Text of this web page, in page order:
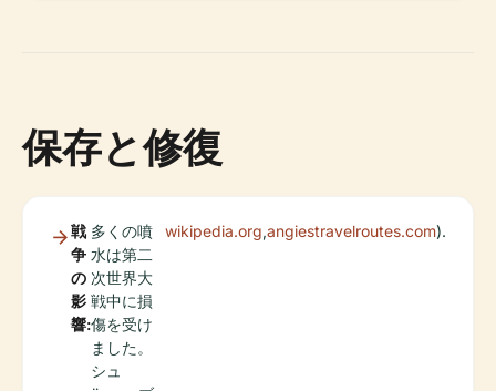
保存と修復
戦
争
の
影
響:
多くの噴
水は第二
次世界大
戦中に損
傷を受け
ました。
シュ
wikipedia.org,angiestravelroutes.com).